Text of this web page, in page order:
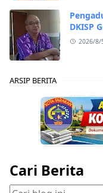
DKISP
2026/8/
ARSIP BERITA
Cari Berita